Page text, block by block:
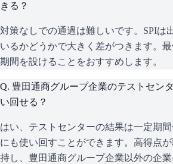
きる？
対策なしでの通過は難しいです。SPIは
いるかどうかで大きく差がつきます。
期間を設けることをおすすめします。
Q. 豊田通商グループ企業のテストセン
い回せる？
はい、テストセンターの結果は一定期
にも使い回すことができます。高得点
持し、豊田通商グループ企業以外の企